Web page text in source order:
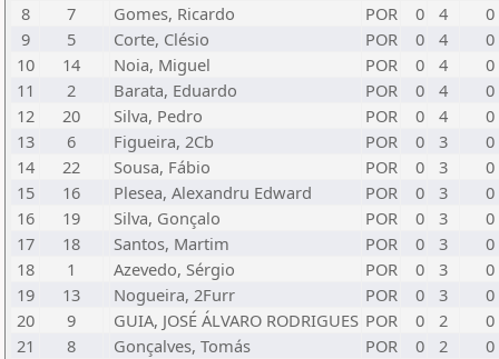
8
7 Gomes, Ricardo POR 0 4
0
9
5 Corte, Clésio POR 0 4
0
10
14 Noia, Miguel POR 0 4
0
11
2 Barata, Eduardo POR 0 4
0
12
20 Silva, Pedro POR 0 4
0
13
6 Figueira, 2Cb POR 0 3
0
14
22 Sousa, Fábio POR 0 3
0
15
16 Plesea, Alexandru Edward POR 0 3
0
16
19 Silva, Gonçalo POR 0 3
0
17
18 Santos, Martim POR 0 3
0
18
1 Azevedo, Sérgio POR 0 3
0
19
13 Nogueira, 2Furr POR 0 3
0
20
9 GUIA, JOSÉ ÁLVARO RODRIGUES POR 0 2
0
21
8 Gonçalves, Tomás POR 0 2
0